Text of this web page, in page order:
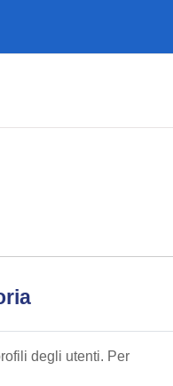
degli utenti. Per